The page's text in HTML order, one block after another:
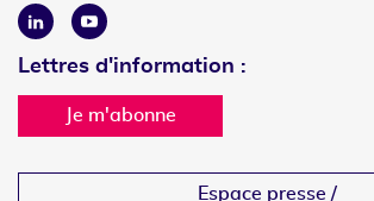
LinkedinYoutube
Lettres d'information :
Je m'abonne
Espace presse /